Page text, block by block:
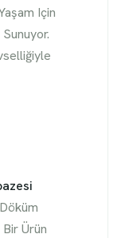
Için
Ürün